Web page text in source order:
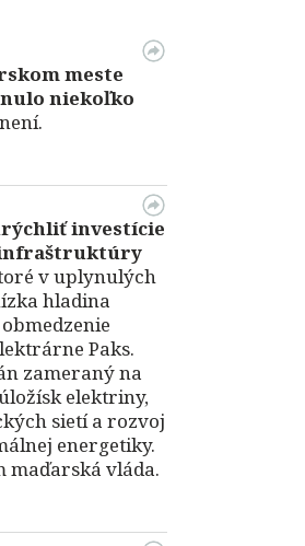
meste
niekoľko
investície
v uplynulých
hladina
Paks.
zameraný na
elektriny,
sietí a rozvoj
energetiky.
maďarská vláda.